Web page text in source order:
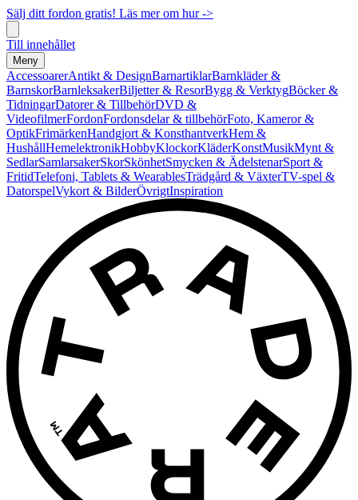
Sälj ditt fordon gratis! Läs mer om hur ->
Till innehållet
Meny
AccessoarerAntikt & DesignBarnartiklarBarnkläder &
BarnskorBarnleksakerBiljetter & ResorBygg & VerktygBöcker &
TidningarDatorer & TillbehörDVD &
VideofilmerFordonFordonsdelar & tillbehörFoto, Kameror &
OptikFrimärkenHandgjort & KonsthantverkHem &
HushållHemelektronikHobbyKlockorKläderKonstMusikMynt &
SedlarSamlarsakerSkorSkönhetSmycken & ÄdelstenarSport &
FritidTelefoni, Tablets & WearablesTrädgård & VäxterTV-spel &
DatorspelVykort & BilderÖvrigtInspiration